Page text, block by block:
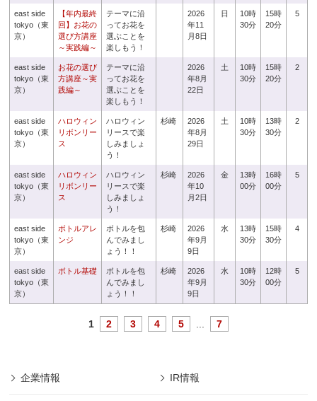
east side
tokyo（東
京）
【年内最終
回】お花の
選び方講座
～実践編～
テーマに沿
ってお花を
選ぶことを
楽しもう！
2026
年11
月8日
日
10時
30分
15時
20分
5
east side
tokyo（東
京）
お花の選び
方講座～実
践編～
テーマに沿
ってお花を
選ぶことを
楽しもう！
2026
年8月
22日
土
10時
30分
15時
20分
2
east side
tokyo（東
京）
ハロウィン
リボンリー
ス
ハロウィン
リースで楽
しみましょ
う！
杉崎
2026
年8月
29日
土
10時
30分
13時
30分
2
east side
tokyo（東
京）
ハロウィン
リボンリー
ス
ハロウィン
リースで楽
しみましょ
う！
杉崎
2026
年10
月2日
金
13時
00分
16時
00分
5
east side
tokyo（東
京）
ボトルアレ
ンジ
ボトルを包
んでみまし
ょう！！
杉崎
2026
年9月
9日
水
13時
30分
15時
30分
4
east side
tokyo（東
京）
ボトル基礎
ボトルを包
んでみまし
ょう！！
杉崎
2026
年9月
9日
水
10時
30分
12時
00分
5
1 2 3 4 5 7
企業情報 IR情報